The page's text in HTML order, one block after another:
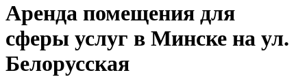
Аренда помещения для
сферы услуг в Минске на ул.
Белорусская